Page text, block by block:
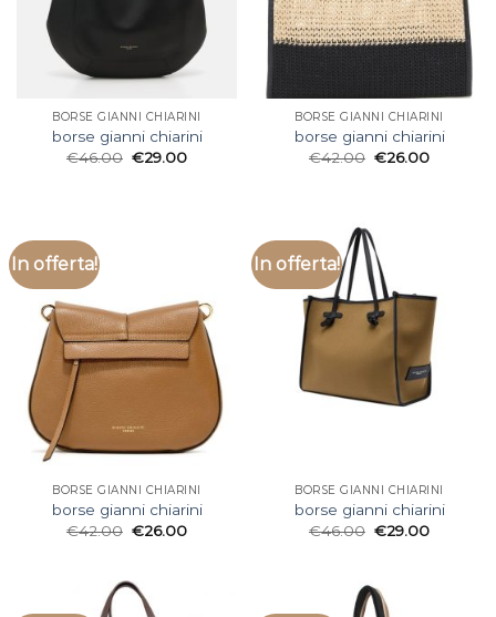
BORSE GIANNI CHIARINI
borse gianni chiarini
€46.00 €29.00
BORSE GIANNI CHIARINI
borse gianni chiarini
€42.00 €26.00
In offerta!
BORSE GIANNI CHIARINI
borse gianni chiarini
€42.00 €26.00
In offerta!
BORSE GIANNI CHIARINI
borse gianni chiarini
€46.00 €29.00